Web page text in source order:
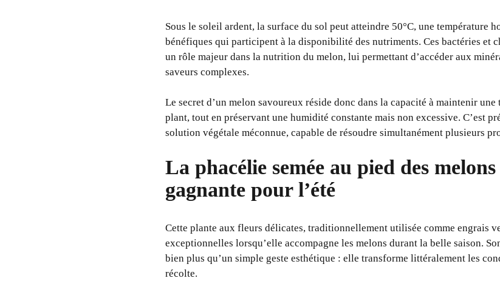
Sous le soleil ardent, la surface du sol peut atteindre 50°C, une température
bénéfiques qui participent à la disponibilité des nutriments. Ces bactéries et
un rôle majeur dans la nutrition du melon, lui permettant d’accéder aux
saveurs complexes.
Le secret d’un melon savoureux réside donc dans la capacité à maintenir
plant, tout en préservant une humidité constante mais non excessive. C’est
solution végétale méconnue, capable de résoudre simultanément plusieurs
La phacélie semée au pied des
gagnante pour l’été
Cette plante aux fleurs délicates, traditionnellement utilisée comme engrais
exceptionnelles lorsqu’elle accompagne les melons durant la belle saison.
bien plus qu’un simple geste esthétique : elle transforme littéralement les
récolte.